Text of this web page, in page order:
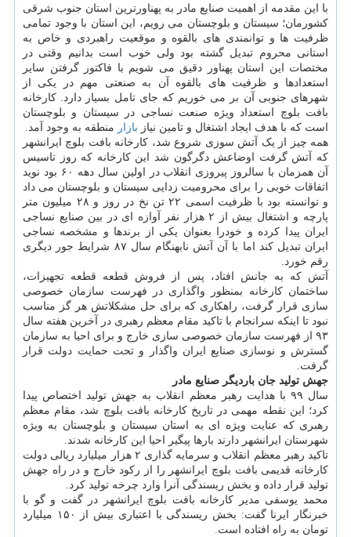
با این مقدمه از اهمیت صنایع مادر به پهناورترین استان جنوب شرقی
کشورمان؛ سیستان و بلوچستان می رویم، این استان با وجود تمامی
ظرفیت ها و توانمندی های بالقوه و موقعیت راهبردی و خاص به
استانی محروم تبدیل گشته بود ولی خوب است بدانیم وقتی در
مختصات این استان پهناور دقیق می شویم با فاکتور گرفتن سایر
استعدادها و ظرفیت های بالقوه آن به صنعتی مهم در یکی از
شهرهای جنوبی آن بر می خوریم که جای تامل بسیار دارد. کارخانه
بافت بلوچ استعداد ویژه صنعت نساجی در سیستان و بلوچستان
است که با هدف ایجاد اشتغال و تامین نیاز بازار منطقه به وجود آمد.
همه چیز از یک آتش سوزی شروع شد، کارخانه بافت بلوچ ایرانشهر
که آتش گرفت اوضاعش دگرگون شد این کارخانه که روز تاسیس
آن همزمان با سالروز پیروزی انقلاب در اولین سال دهه ۶۰ بود نوید
اتفاقات خوبی را برای محرومیت زدایی سیستان و بلوچستان می داد
و توانسته بود با ظرفیت اسمی ۲۲ تن نخ در روز و ۲۸ میلیون متر
پارچه و اشتغال بیش از ۲ هزار نفر آوازه ای در بین صنایع نساجی
ایران پیدا کرده و خودرا بعنوان یکی از برندها و مشخصه نساجی
ایران تبدیل کند اما با آن آتش نابهنگام سال ۸۷ شرایط جور دیگری
رقم خورد.
آتش که به جانش افتاد، پس از فروش قطعه قطعه تجهیزات،
ساختمان کارخانه بمنظور واگذاری در فهرست سازمان خصوصی
سازی قرار گرفت، راهکاری که برای حل مشکلاتش هر گز مناسب
نبود تا اینکه سرانجام با تاکید مقام معظم رهبری در آخرین هفته سال
۹۳ از فهرست سازمان خصوصی سازی خارج و برای احیا به سازمان
گسترش و نوسازی صنایع ایران واگذار و تحت حمایت دولت قرار
گرفت.
جهش تولید جان باردیگر صنایع مادر
سال ۹۹ با هدایت رهبر معظم انقلاب به جهش تولید اختصاص پیدا
کرد؛ این نقطه مهمی در تاریخ کارخانه بافت بلوچ شد، مقام معظم
رهبری که عنایت ویژه ای به استان سیستان و بلوچستان به ویژه
شهرستان ایرانشهر دارند بارها پیگیر احیا این کارخانه شدند.
تاکید رهبر معظم انقلاب و سرمایه گذاری ۲ هزار میلیارد ریالی دولت
کارخانه قدیمی بافت بلوچ ایرانشهر را از رکود خارج و در راه جهش
تولید قرار داده و بخش ریسندگی آنرا وارد چرخه تولید کرد.
محمد یوسفی مدیر کارخانه بافت بلوچ ایرانشهر در گفت و گو با
خبرنگار ایرنا گفت: بخش ریسندگی با اعتباری بیش از ۱۵۰ میلیارد
تومان به راه افتاده است.